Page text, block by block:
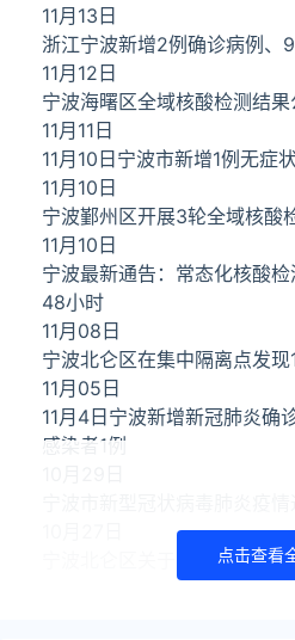
11月13日
浙江宁波新增2例确诊病例、
11月12日
宁波海曙区全域核酸检测结果
11月11日
11月10日宁波市新增1例无症
11月10日
宁波鄞州区开展3轮全域核酸
11月10日
宁波最新通告：常态化核酸
48小时
11月08日
宁波北仑区在集中隔离点发
11月05日
11月4日宁波新增新冠肺炎确
感染者1例
宁波北仑区关于全面恢复常
点击查看